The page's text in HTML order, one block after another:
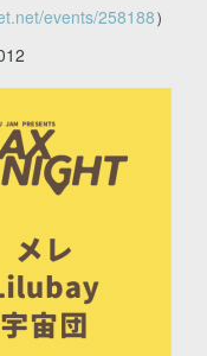
events/258188）